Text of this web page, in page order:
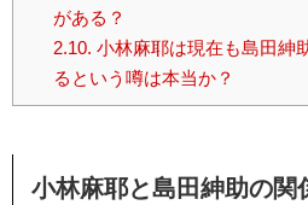
がある？
2.10. 小林麻耶は現在も島田紳
るという噂は本当か？
小林麻耶と島田紳助の関